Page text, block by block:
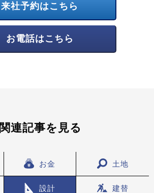
来社予約はこちら
お電話はこちら
関連記事を見る
お金 土地
設計 建替